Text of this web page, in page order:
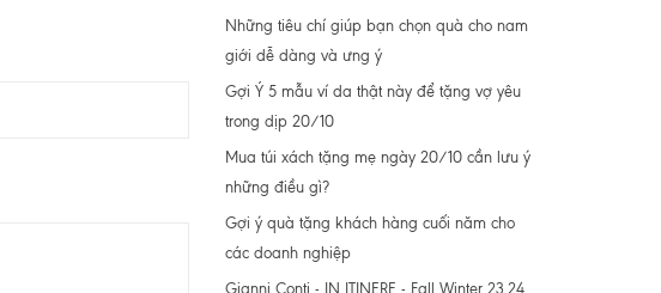
Những tiêu chí giúp bạn chọn quà cho nam
giới dễ dàng và ưng ý
Gợi Ý 5 mẫu ví da thật này để tặng vợ yêu
trong dịp 20/10
Mua túi xách tặng mẹ ngày 20/10 cần lưu ý
những điều gì?
Gợi ý quà tặng khách hàng cuối năm cho
các doanh nghiệp
Gianni Conti - IN ITINERE - Fall Winter 23.24